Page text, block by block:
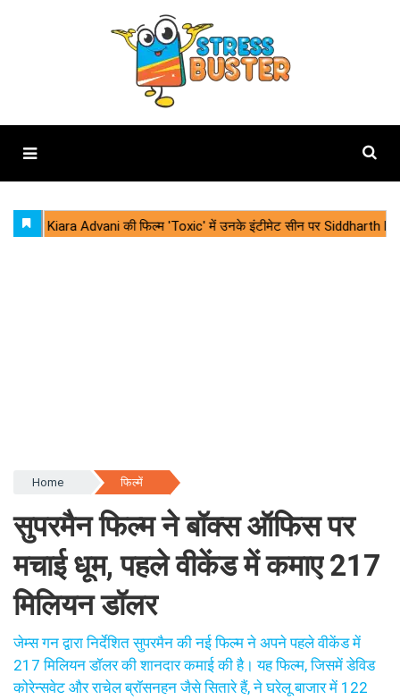
Home फिल्में
सुपरमैन फिल्म ने बॉक्स ऑफिस पर
मचाई धूम, पहले वीकेंड में कमाए 217
मिलियन डॉलर
जेम्स गन द्वारा निर्देशित सुपरमैन की नई फिल्म ने अपने पहले वीकेंड में
217 मिलियन डॉलर की शानदार कमाई की है। यह फिल्म, जिसमें डेविड
कोरेन्सवेट और राचेल ब्रॉसनहन जैसे सितारे हैं, ने घरेलू बाजार में 122